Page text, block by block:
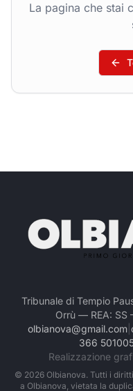
La pagina che stai
Tribunale di Tempio
Orrù — REA: SS
olbianova@gmail.com
366
Realizzazione
© 2026Olbianova. Tutti i
a Olbianova, vietata la